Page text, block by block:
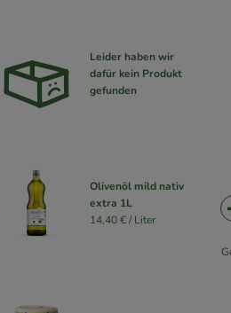
ändern
Leider haben wir
dafür kein Produkt
gefunden
ändern
Olivenöl mild nativ
extra 1L
14,40 € /Liter